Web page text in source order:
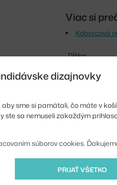
Viac si
Kobercová
Dĺžka:
Šírka:
Farba:
Tvar koberca:
EAN
dizajnovky
sme si pamätali, čo máte v
ste sa nemuseli zakaždým
súborov cookies.
PRIJAŤ VŠETKO